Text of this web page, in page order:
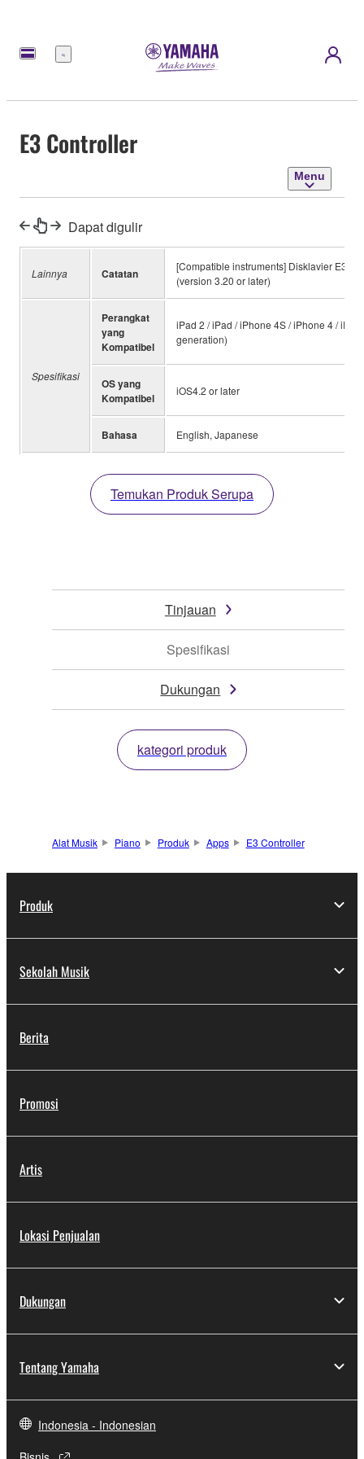
Menu
E3 Controller
Menu
Dapat digulir
Lainnya Catatan
[Compatible instruments] Disklavier E3
(version 3.20 or later)
Spesifikasi
Perangkat
yang
Kompatibel
iPad 2 / iPad / iPhone 4S / iPhone 4 /
generation)
OS yang
Kompatibel
iOS4.2 or later
Bahasa English, Japanese
Temukan Produk Serupa
Tinjauan
Spesifikasi
Dukungan
kategori produk
Alat Musik Piano Produk Apps E3 Controller
Produk
Sekolah Musik
Berita
Promosi
Artis
Lokasi Penjualan
Dukungan
Tentang Yamaha
Indonesia - Indonesian